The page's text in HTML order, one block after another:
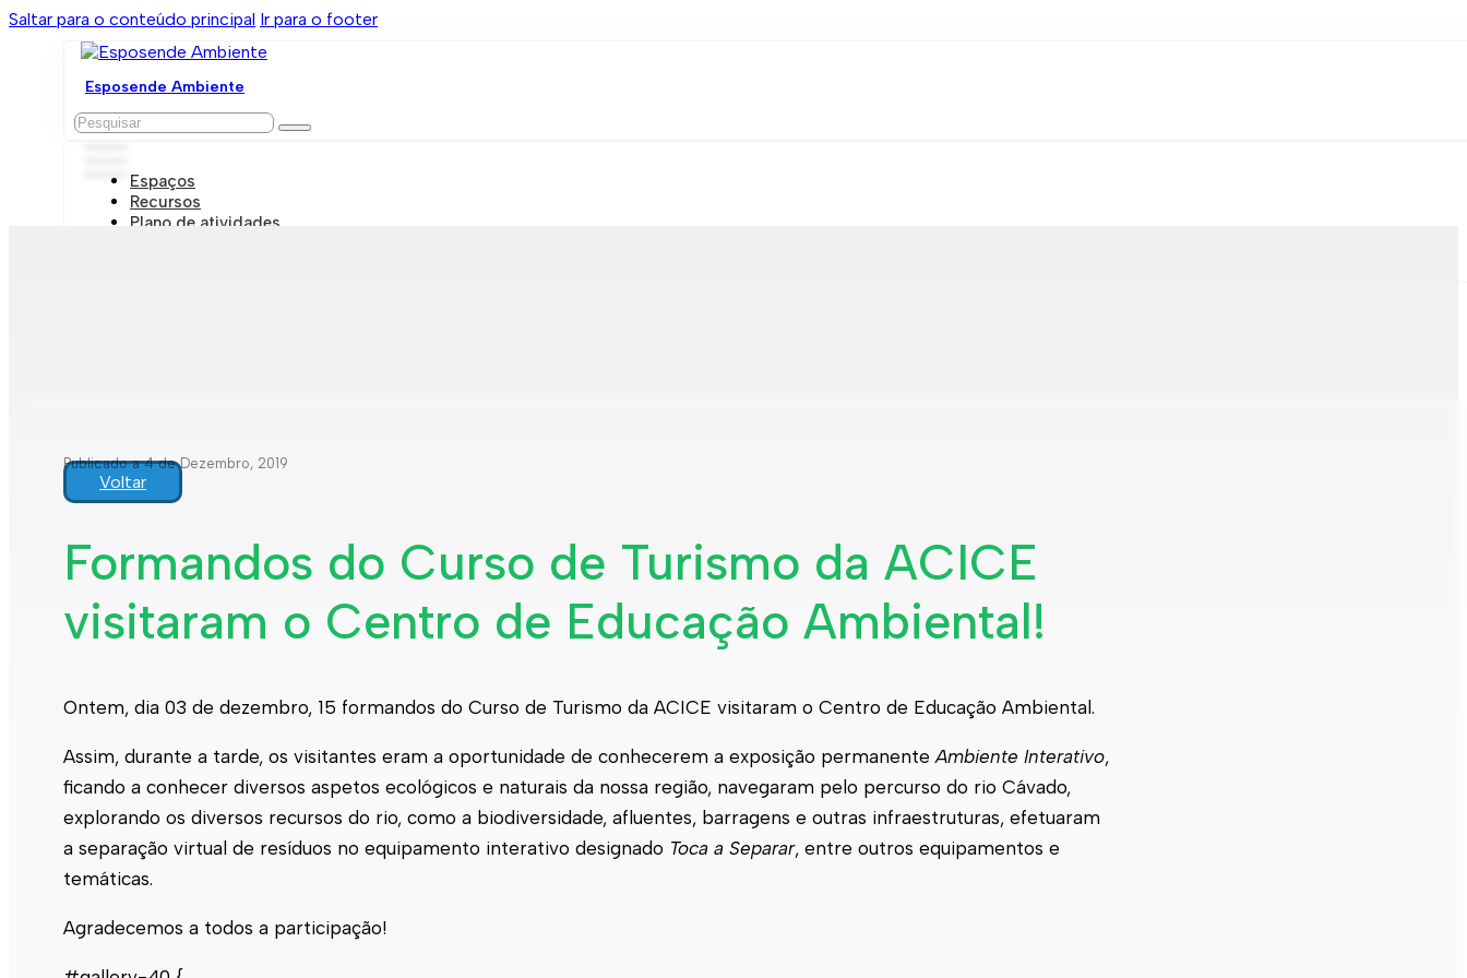
Saltar para o conteúdo principal Ir para o footer
Esposende Ambiente
Pesquisar
Espaços
Recursos
Plano de atividades
Publicado a 4 de Dezembro, 2019
Voltar
Formandos do Curso de Turismo da ACICE
visitaram o Centro de Educação Ambiental!
Ontem, dia 03 de dezembro, 15 formandos do Curso de Turismo da ACICE visitaram o Centro de Educação Ambiental.
Assim, durante a tarde, os visitantes eram a oportunidade de conhecerem a exposição permanente Ambiente Interativo,
ficando a conhecer diversos aspetos ecológicos e naturais da nossa região, navegaram pelo percurso do rio Cávado,
explorando os diversos recursos do rio, como a biodiversidade, afluentes, barragens e outras infraestruturas, efetuaram
a separação virtual de resíduos no equipamento interativo designado Toca a Separar, entre outros equipamentos e
temáticas.
Agradecemos a todos a participação!